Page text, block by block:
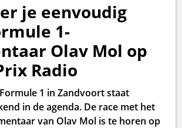
je eenvoudig
1-
Olav Mol op
Radio
1 in Zandvoort staat
in de agenda. De race met het
van Olav Mol is te horen op